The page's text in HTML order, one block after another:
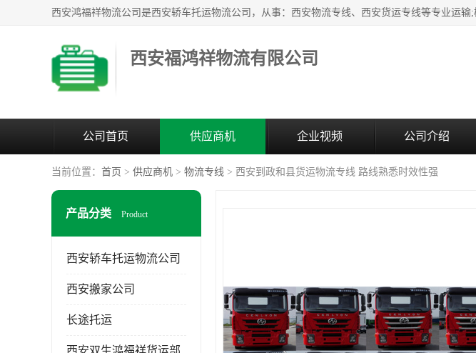
西安福鸿祥物流有限公司
公司首页 供应商机 企业视频 公司介绍
当前位置： 首页 > 供应商机 > 物流专线 > 西安到政和县货运物流专线 路线熟悉时效性强
产品分类 Product
西安轿车托运物流公司
西安搬家公司
长途托运
西安双生鸿福祥货运部